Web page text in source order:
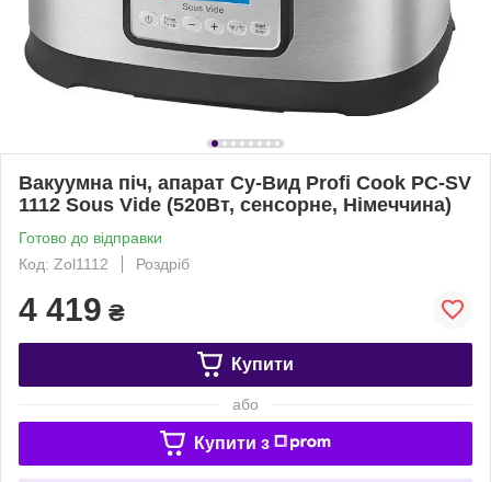
Вакуумна піч, апарат Су-Вид Profi Cook PC-SV
1112 Sous Vide (520Вт, сенсорне, Німеччина)
Готово до відправки
Код: Zol1112
Роздріб
4 419 ₴
Купити
або
Купити з